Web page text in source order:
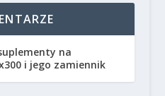
na
i jego zamiennik